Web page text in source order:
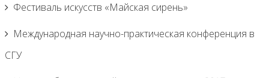
Фестиваль искусств «Майская сирень»
Международная научно-практическая конференция в
СГУ